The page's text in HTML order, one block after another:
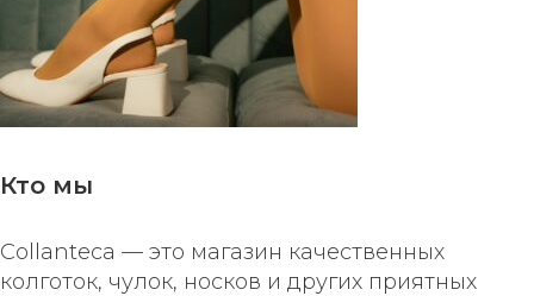
Кто мы
Collanteca — это магазин качественных
колготок, чулок, носков и других приятных